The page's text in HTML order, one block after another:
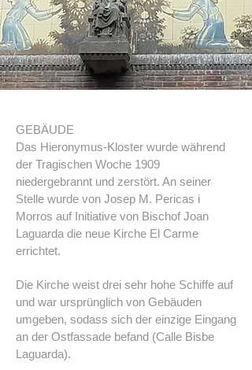
GEBÄUDE
Das Hieronymus-Kloster wurde während
der Tragischen Woche 1909
niedergebrannt und zerstört. An seiner
Stelle wurde von Josep M. Pericas i
Morros auf Initiative von Bischof Joan
Laguarda die neue Kirche El Carme
errichtet.
Die Kirche weist drei sehr hohe Schiffe auf
und war ursprünglich von Gebäuden
umgeben, sodass sich der einzige Eingang
an der Ostfassade befand (Calle Bisbe
Laguarda).